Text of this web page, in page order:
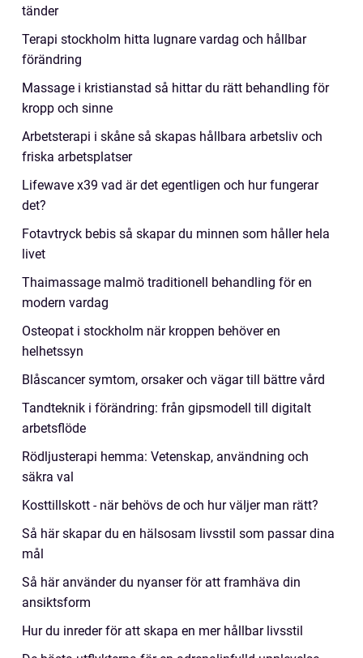
tänder
Terapi stockholm hitta lugnare vardag och hållbar
förändring
Massage i kristianstad så hittar du rätt behandling för
kropp och sinne
Arbetsterapi i skåne så skapas hållbara arbetsliv och
friska arbetsplatser
Lifewave x39 vad är det egentligen och hur fungerar
det?
Fotavtryck bebis så skapar du minnen som håller hela
livet
Thaimassage malmö traditionell behandling för en
modern vardag
Osteopat i stockholm när kroppen behöver en
helhetssyn
Blåscancer symtom, orsaker och vägar till bättre vård
Tandteknik i förändring: från gipsmodell till digitalt
arbetsflöde
Rödljusterapi hemma: Vetenskap, användning och
säkra val
Kosttillskott - när behövs de och hur väljer man rätt?
Så här skapar du en hälsosam livsstil som passar dina
mål
Så här använder du nyanser för att framhäva din
ansiktsform
Hur du inreder för att skapa en mer hållbar livsstil